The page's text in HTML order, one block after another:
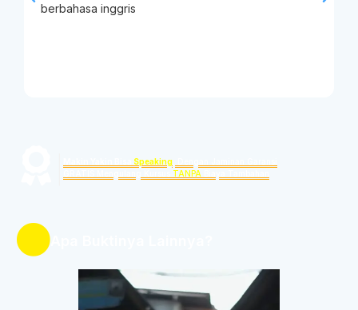
berbahasa inggris
Speaking
TANPA